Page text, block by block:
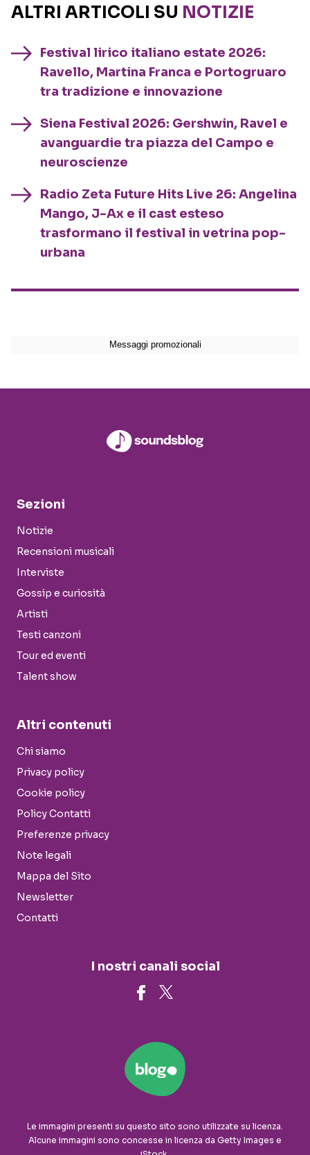
ALTRI ARTICOLI SU NOTIZIE
Festival lirico italiano estate 2026:
Ravello, Martina Franca e Portogruaro
tra tradizione e innovazione
Siena Festival 2026: Gershwin, Ravel e
avanguardie tra piazza del Campo e
neuroscienze
Radio Zeta Future Hits Live 26: Angelina
Mango, J-Ax e il cast esteso
trasformano il festival in vetrina pop-
urbana
Sezioni
Notizie
Recensioni musicali
Interviste
Gossip e curiosità
Artisti
Testi canzoni
Tour ed eventi
Talent show
Altri contenuti
Chi siamo
Privacy policy
Cookie policy
Policy Contatti
Preferenze privacy
Note legali
Mappa del Sito
Newsletter
Contatti
I nostri canali social
Le immagini presenti su questo sito sono utilizzate su licenza.
Alcune immagini sono concesse in licenza da Getty Images e